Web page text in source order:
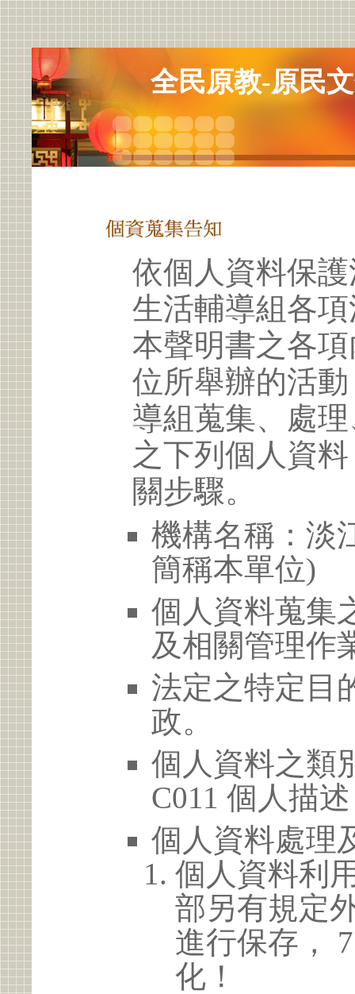
全民原教-原民
依個人資料保
生活輔導組各
本聲明書之各
位所舉辦的活
導組蒐集、處
之下列個人資
關步驟。
機構名稱：淡
簡稱本單位)
個人資料蒐集
及相關管理作
法定之特定目
政。
個人資料之類
C011 個人描述
個人資料處理
個人資料利
部另有規定
進行保存，
化！